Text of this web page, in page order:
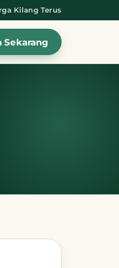
Kilang Terus
Sekarang